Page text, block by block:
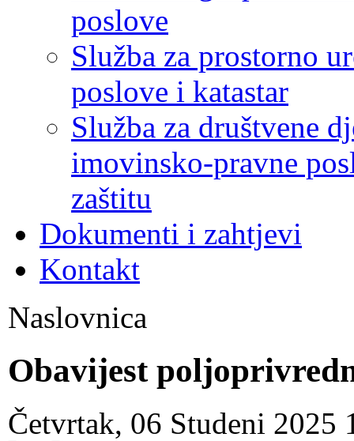
poslove
Služba za prostorno
poslove i katastar
Služba za društvene
imovinsko-pravne
zaštitu
Dokumenti i zahtjevi
Kontakt
Naslovnica
Obavijest
Četvrtak, 06 Studeni 2025